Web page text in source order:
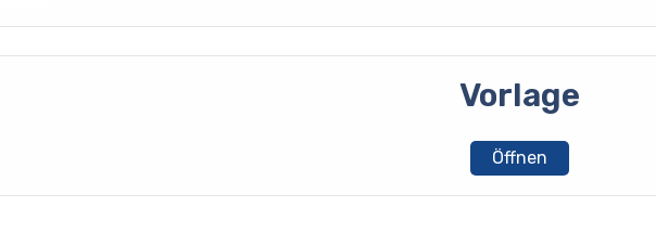
Vorlage
Öffnen